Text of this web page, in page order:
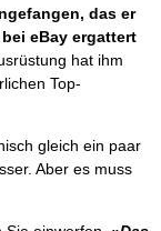
das er
eBay ergattert
hat ihm
Top-
gleich ein paar
Aber es muss